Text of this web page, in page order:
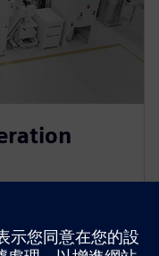
tested
control systems.